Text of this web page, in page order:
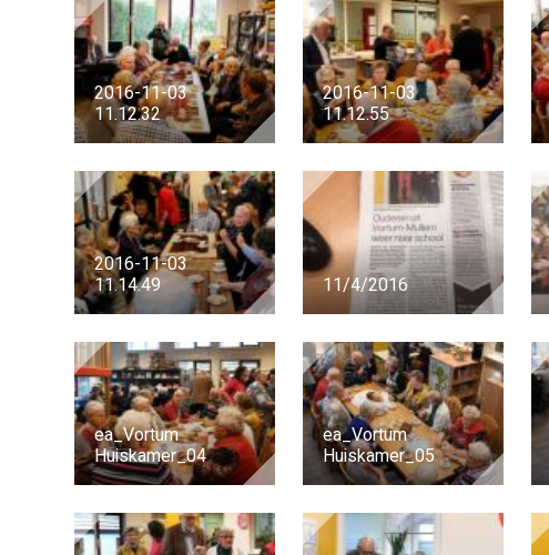
2016-11-03
11.12.32
2016-11-03
11.12.55
2016-11-03
11.14.49 11/4/2016
ea_Vortum
Huiskamer_04
ea_Vortum
Huiskamer_05